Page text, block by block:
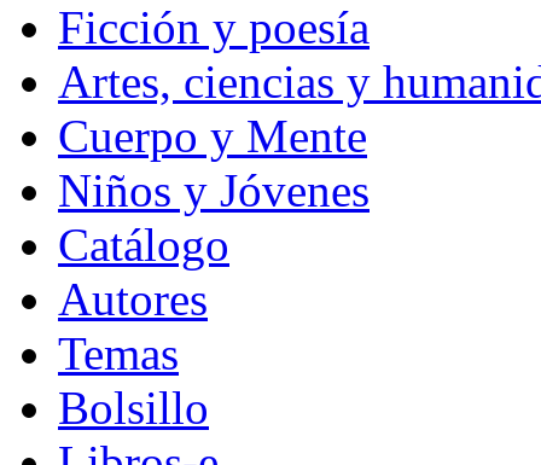
Ficción y poesía
Artes, ciencias y
Cuerpo y Mente
Niños y Jóvenes
Catálogo
Autores
Temas
Bolsillo